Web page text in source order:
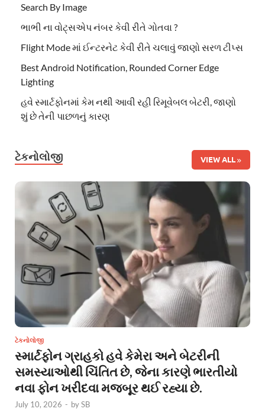
Search By Image
ભાભી ના વોટ્સએપ નંબર કેવી રીતે ગોતવા ?
Flight Mode માં ઈન્ટરનેટ કેવી રીતે ચલાવું જાણો સરળ ટીપ્સ
Best Android Notification, Rounded Corner Edge
Lighting
હવે સ્માર્ટફોનમાં કેમ નથી આવી રહી રિમૂવેબલ બેટરી, જાણો
શું છે તેની પાછળનું કારણ
ટેકનોલોજી VIEW ALL
ટેકનોલોજી
સ્માર્ટફોન ગ્રાહકો હવે કેમેરા અને બેટરીની
સમસ્યાઓથી ચિંતિત છે, જેના કારણે ભારતીયો
નવા ફોન ખરીદવા મજબૂર થઈ રહ્યા છે.
July 10, 2026 - bySB